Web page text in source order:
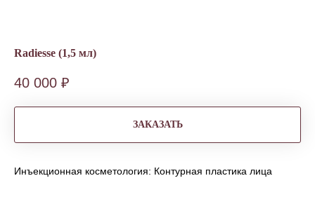
Radiesse (1,5 мл)
40 000 ₽
ЗАКАЗАТЬ
Инъекционная косметология: Контурная пластика лица